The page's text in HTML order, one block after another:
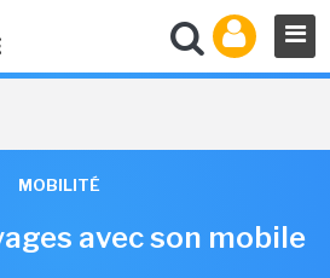
MOBILITÉ
avec son mobile